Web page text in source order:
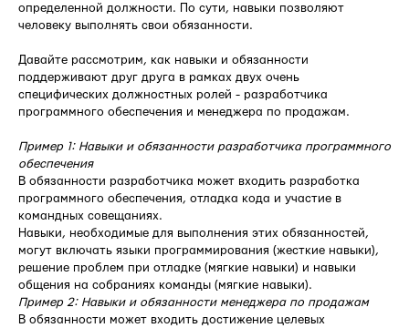
определенной должности. По сути, навыки позволяют
человеку выполнять свои обязанности.
Давайте рассмотрим, как навыки и обязанности
поддерживают друг друга в рамках двух очень
специфических должностных ролей - разработчика
программного обеспечения и менеджера по продажам.
Пример 1: Навыки и обязанности разработчика программного
обеспечения
В обязанности разработчика может входить разработка
программного обеспечения, отладка кода и участие в
командных совещаниях.
Навыки, необходимые для выполнения этих обязанностей,
могут включать языки программирования (жесткие навыки),
решение проблем при отладке (мягкие навыки) и навыки
общения на собраниях команды (мягкие навыки).
Пример 2: Навыки и обязанности менеджера по продажам
В обязанности может входить достижение целевых